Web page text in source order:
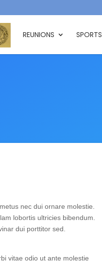
REUNIONS SPORTS
nec dui ornare molestie.
lobortis ultricies bibendum.
dui porttitor sed.
vitae odio ut ante molestie